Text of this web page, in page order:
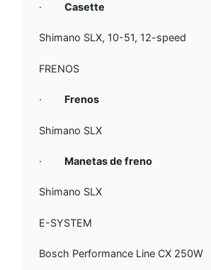
·Casette
Shimano SLX, 10-51, 12-speed
FRENOS
· Frenos
Shimano SLX
· Manetas de freno
Shimano SLX
E-SYSTEM
Bosch Performance Line CX 250W